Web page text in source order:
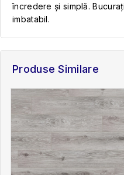
încredere și simplă.
imbatabil.
Produse Similare